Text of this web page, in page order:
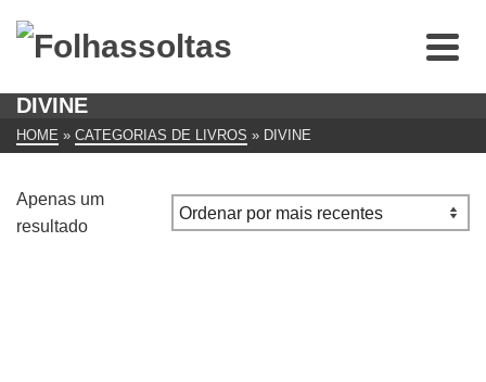
DIVINE
HOME » CATEGORIAS DE LIVROS » DIVINE
Apenas um
resultado